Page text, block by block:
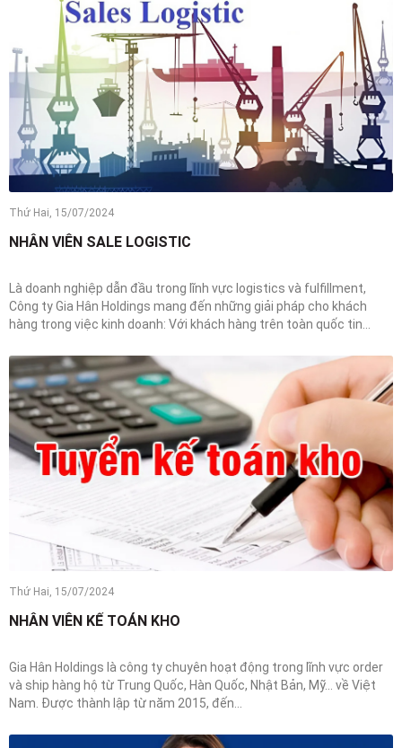
Thứ Hai, 15/07/2024
NHÂN VIÊN SALE LOGISTIC
Là doanh nghiệp dẫn đầu trong lĩnh vực logistics và fulfillment,
Công ty Gia Hân Holdings mang đến những giải pháp cho khách
hàng trong việc kinh doanh: Với khách hàng trên toàn quốc tin...
Thứ Hai, 15/07/2024
NHÂN VIÊN KẾ TOÁN KHO
Gia Hân Holdings là công ty chuyên hoạt động trong lĩnh vực order
và ship hàng hộ từ Trung Quốc, Hàn Quốc, Nhật Bản, Mỹ… về Việt
Nam. Được thành lập từ năm 2015, đến...